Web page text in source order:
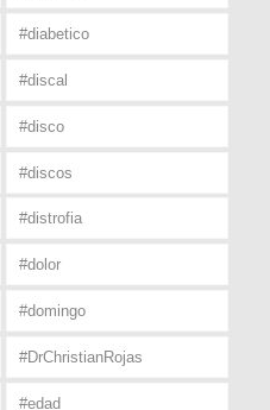
#diabetico
#discal
#disco
#discos
#distrofia
#dolor
#domingo
#DrChristianRojas
#edad